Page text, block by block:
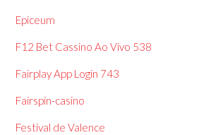
Epiceum
F12 Bet Cassino Ao Vivo 538
Fairplay App Login 743
Fairspin-casino
Festival de Valence